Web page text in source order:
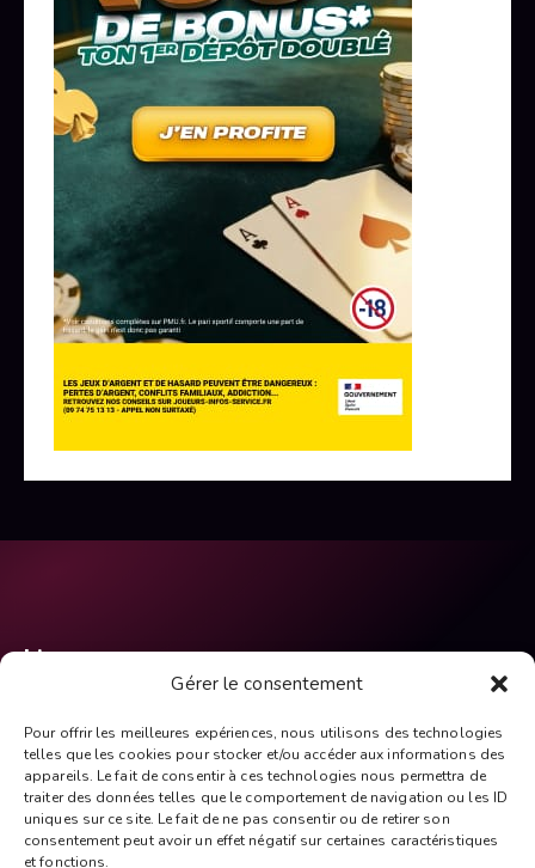
Gérer le consentement
Pour offrir les meilleures expériences, nous utilisons des technologies
telles que les cookies pour stocker et/ou accéder aux informations des
appareils. Le fait de consentir à ces technologies nous permettra de
traiter des données telles que le comportement de navigation ou les ID
uniques sur ce site. Le fait de ne pas consentir ou de retirer son
consentement peut avoir un effet négatif sur certaines caractéristiques
et fonctions.
Liens
Mentions Légales
Politique de Cookies
Plan du site
Contact